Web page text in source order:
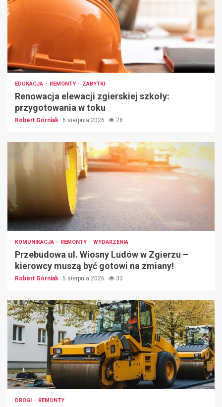
EDUKACJA REMONTY ZABYTKI
Renowacja elewacji zgierskiej szkoły:
przygotowania w toku
Robert Górniak 6 sierpnia 2026 28
KOMUNIKACJA REMONTY WYDARZENIA
Przebudowa ul. Wiosny Ludów w Zgierzu –
kierowcy muszą być gotowi na zmiany!
Robert Górniak 5 sierpnia 2026 33
DROGI REMONTY